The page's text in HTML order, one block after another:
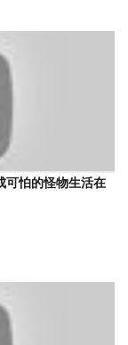
可怕的怪物生活在